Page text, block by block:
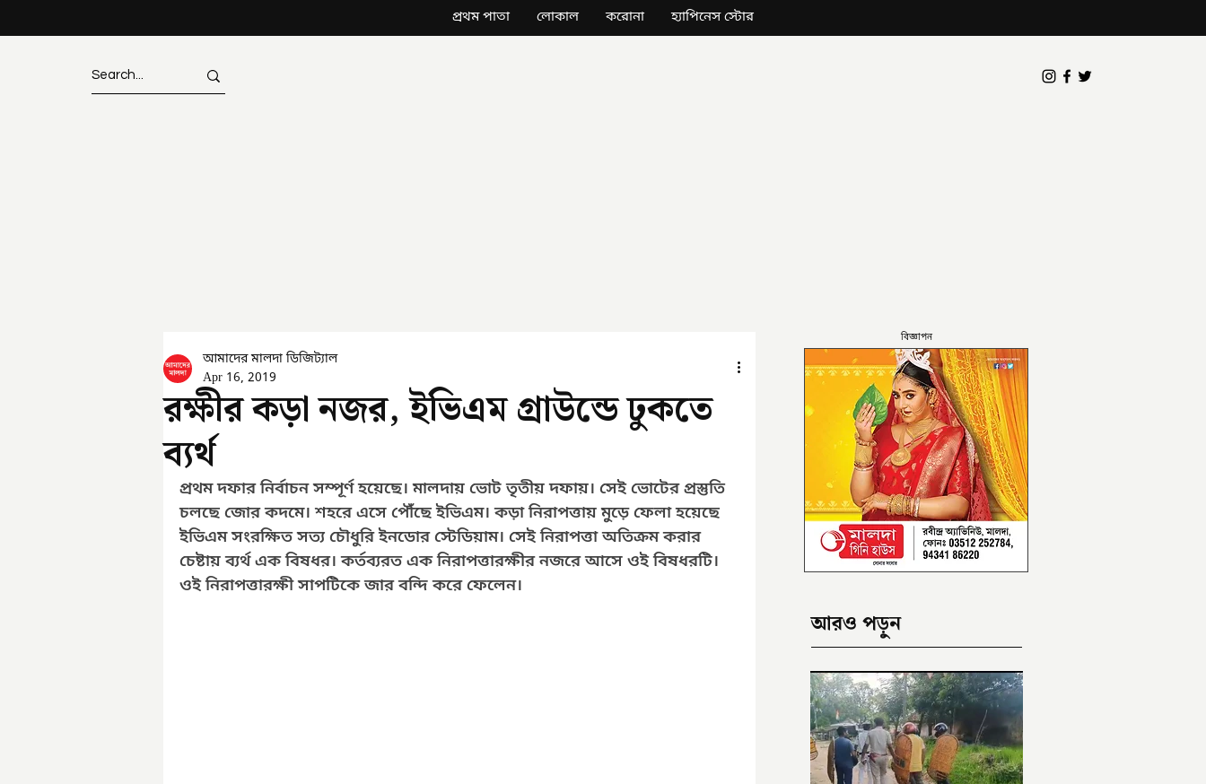
প্রথম পাতা লোকাল করোনা হ্যাপিনেস স্টোর
রক্ষীর কড়া নজর, ইভিএম গ্রাউন্ডে ঢুকতে
ব্যর্থ
আমাদের মালদা ডিজিট্যাল
Apr 16, 2019
প্রথম দফার নির্বাচন সম্পূর্ণ হয়েছে। মালদায় ভোট তৃতীয় দফায়। সেই ভোটের প্রস্তুতি
চলছে জোর কদমে। শহরে এসে পৌঁছে ইভিএম। কড়া নিরাপত্তায় মুড়ে ফেলা হয়েছে
ইভিএম সংরক্ষিত সত্য চৌধুরি ইনডোর স্টেডিয়াম। সেই নিরাপত্তা অতিক্রম করার
চেষ্টায় ব্যর্থ এক বিষধর। কর্তব্যরত এক নিরাপত্তারক্ষীর নজরে আসে ওই বিষধরটি।
ওই নিরাপত্তারক্ষী সাপটিকে জার বন্দি করে ফেলেন।
বিজ্ঞাপন
আরও পড়ুন